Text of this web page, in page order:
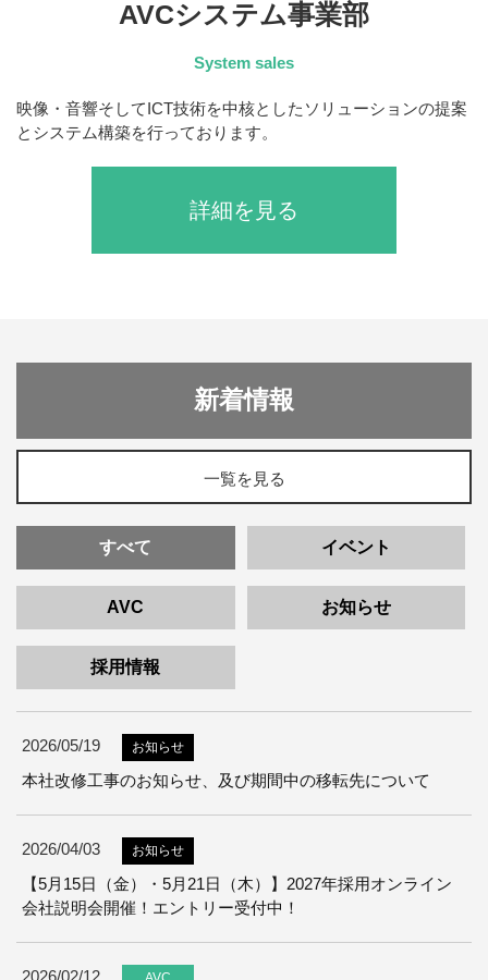
AVCシステム事業部
System sales
映像・音響そしてICT技術を中核としたソリューションの提案
とシステム構築を行っております。
詳細を見る
新着情報
一覧を見る
すべて イベント
AVC お知らせ
採用情報
2026/05/19
本社改修工事のお知らせ、及び期間中の移転先について
2026/04/03
【5月15日（金）・5月21日（木）】2027年採用オンライン
会社説明会開催！エントリー受付中！
2026/02/12